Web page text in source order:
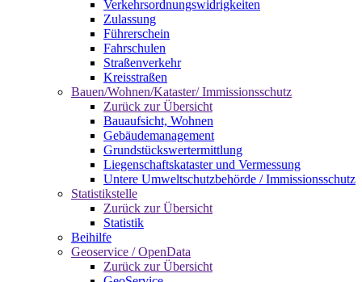
Verkehrsordnungswidrigkeiten
Zulassung
Führerschein
Fahrschulen
Straßenverkehr
Kreisstraßen
Bauen/Wohnen/Kataster/ Immissionsschutz
Zurück zur Übersicht
Bauaufsicht, Wohnen
Gebäudemanagement
Grundstückswertermittlung
Liegenschaftskataster und Vermessung
Untere Umweltschutzbehörde / Immissionsschutz
Statistikstelle
Zurück zur Übersicht
Statistik
Beihilfe
Geoservice / OpenData
Zurück zur Übersicht